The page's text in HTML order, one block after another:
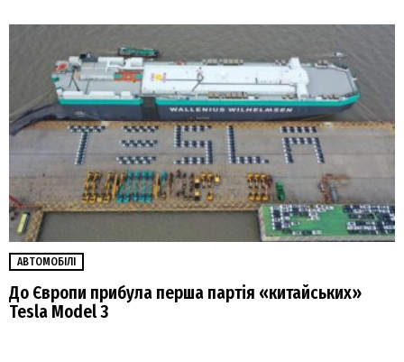
АВТОМОБІЛІ
До Європи прибула перша партія «китайських»
Tesla Model 3